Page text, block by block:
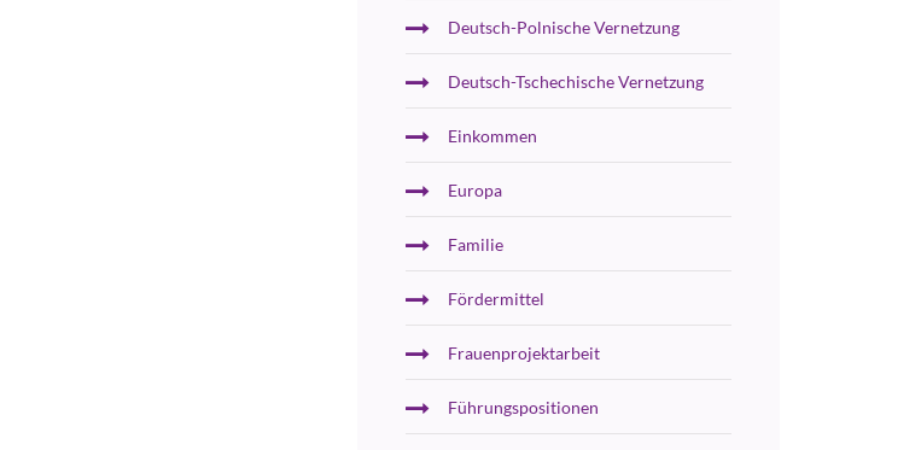
Deutsch-Polnische Vernetzung
Deutsch-Tschechische Vernetzung
Einkommen
Europa
Familie
Fördermittel
Frauenprojektarbeit
Führungspositionen